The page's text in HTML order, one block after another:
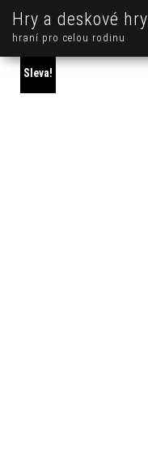
Hry a deskové hry
hraní pro celou rodinu
Sleva!